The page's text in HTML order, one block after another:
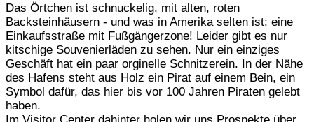
Das Örtchen ist schnuckelig, mit alten, roten
Backsteinhäusern - und was in Amerika selten ist: eine
Einkaufsstraße mit Fußgängerzone! Leider gibt es nur
kitschige Souvenierläden zu sehen. Nur ein einziges
Geschäft hat ein paar orginelle Schnitzerein. In der Nähe
des Hafens steht aus Holz ein Pirat auf einem Bein, ein
Symbol dafür, das hier bis vor 100 Jahren Piraten gelebt
haben.